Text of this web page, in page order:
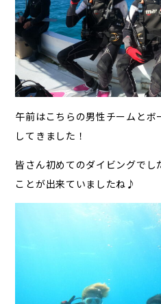
午前はこちらの男性チームと
してきました！
皆さん初めてのダイビングで
ことが出来ていましたね♪